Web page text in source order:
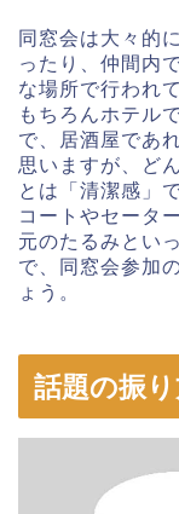
同窓会は大々的
ったり、仲間内
な場所で行われ
もちろんホテル
で、居酒屋であ
思いますが、ど
とは「清潔感」で
コートやセータ
元のたるみとい
で、同窓会参加
ょう。
話題の振